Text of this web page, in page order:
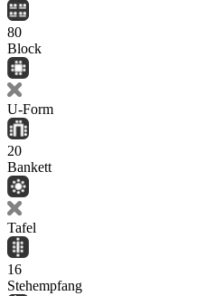
80
Block
U-Form
20
Bankett
Tafel
16
Stehempfang